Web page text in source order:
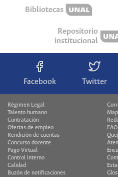
Bibliotecas
Repositorio
institucional
Facebook Twitter
Régimen Legal
Talento humano
Contratación
Ofertas de empleo
Rendición de cuentas
Concurso docente
Pago Virtual
Control interno
Calidad
Buzón de notificaciones
FAQ